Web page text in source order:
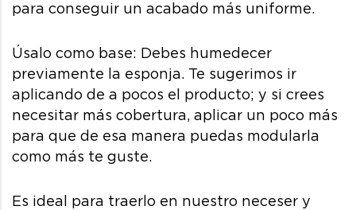
para conseguir un acabado más uniforme.
Úsalo como base: Debes humedecer
previamente la esponja. Te sugerimos ir
aplicando de a pocos el producto; y si crees
necesitar más cobertura, aplicar un poco más
para que de esa manera puedas modularla
como más te guste.
Es ideal para traerlo en nuestro neceser y